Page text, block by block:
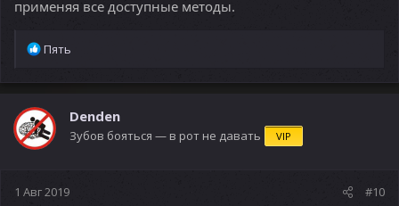
применяя все доступные методы.
Р
а
ц
и
и
Пять
Denden
Зубов бояться — в рот не давать VIP
1 Авг 2019 #10